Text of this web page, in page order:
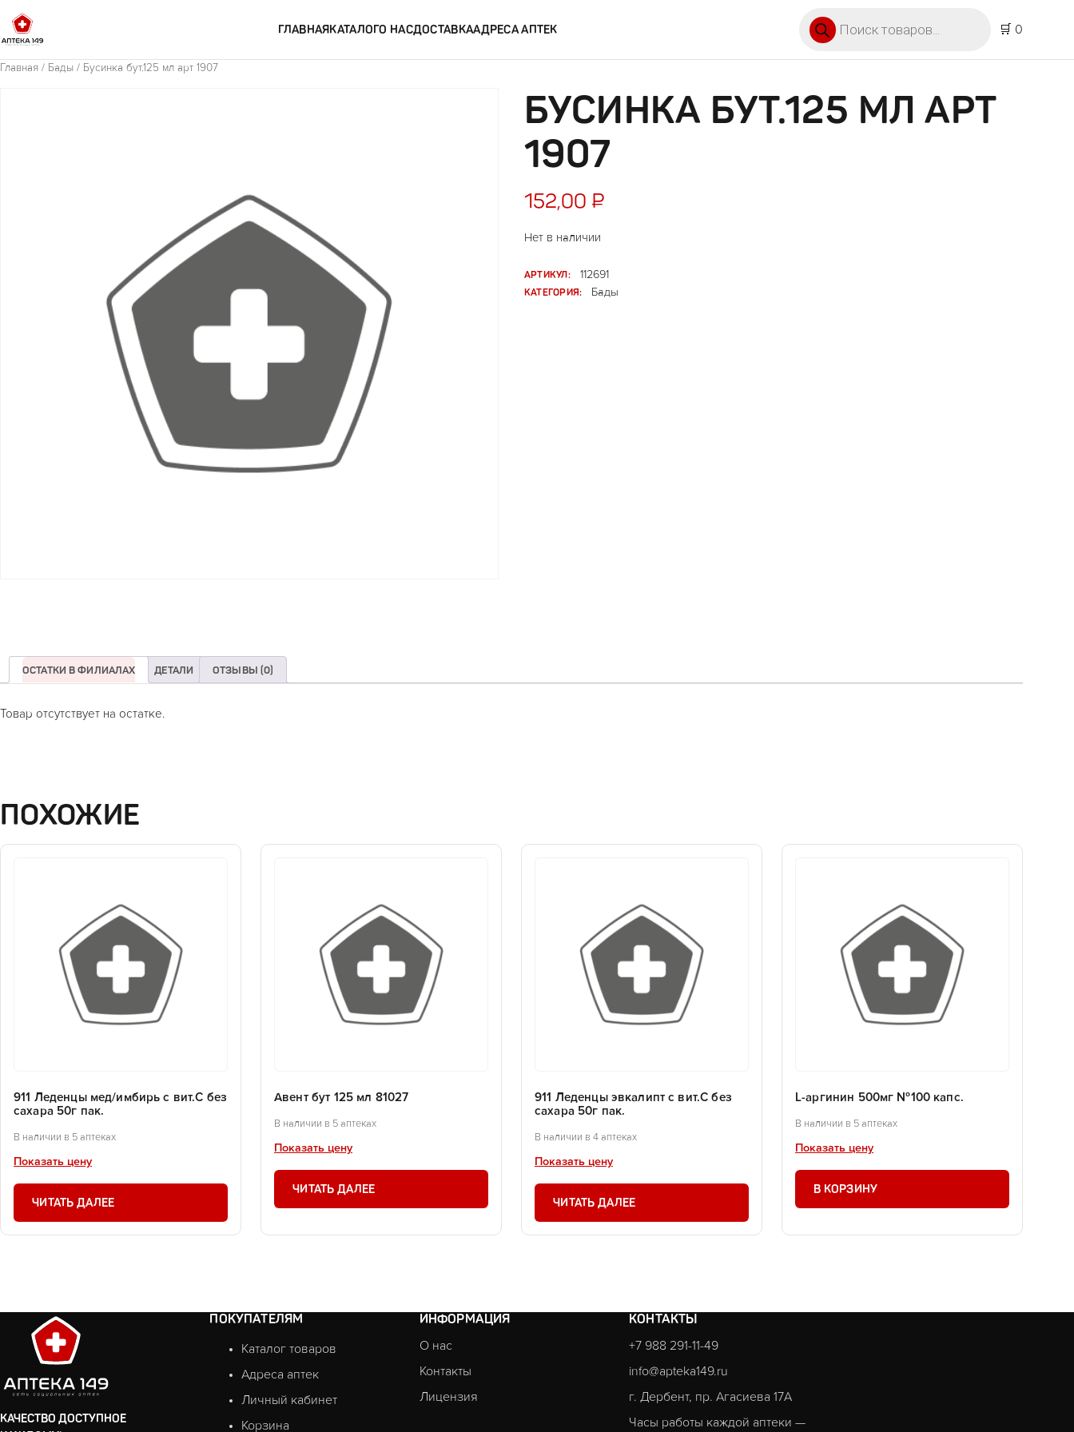
ГЛАВНАЯКАТАЛОГО НАСДОСТАВКААДРЕСА АПТЕК
🛒 0
Главная / Бады / Бусинка бут.125 мл арт 1907
БУСИНКА БУТ.125 МЛ АРТ
1907
152,00 ₽
Нет в наличии
АРТИКУЛ:
112691
КАТЕГОРИЯ:
Бады
ОСТАТКИ В ФИЛИАЛАХ ДЕТАЛИ ОТЗЫВЫ (0)
Товар отсутствует на остатке.
ПОХОЖИЕ
911 Леденцы мед/имбирь с вит.С без
сахара 50г пак.
В наличии в 5 аптеках
Показать цену
ЧИТАТЬ ДАЛЕЕ
Авент бут 125 мл 81027
В наличии в 5 аптеках
Показать цену
ЧИТАТЬ ДАЛЕЕ
911 Леденцы эвкалипт с вит.С без
сахара 50г пак.
В наличии в 4 аптеках
Показать цену
ЧИТАТЬ ДАЛЕЕ
L-аргинин 500мг №100 капс.
В наличии в 5 аптеках
Показать цену
В КОРЗИНУ
КАЧЕСТВО ДОСТУПНОЕ
ПОКУПАТЕЛЯМ
Каталог товаров
Адреса аптек
Личный кабинет
Корзина
ИНФОРМАЦИЯ
О нас
Контакты
Лицензия
КОНТАКТЫ
+7 988 291-11-49
info@apteka149.ru
г. Дербент, пр. Агасиева 17А
Часы работы каждой аптеки —